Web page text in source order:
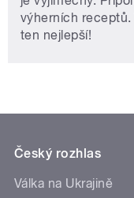
výherních
ten nejlepší!
Český rozhlas
Válka na Ukrajině